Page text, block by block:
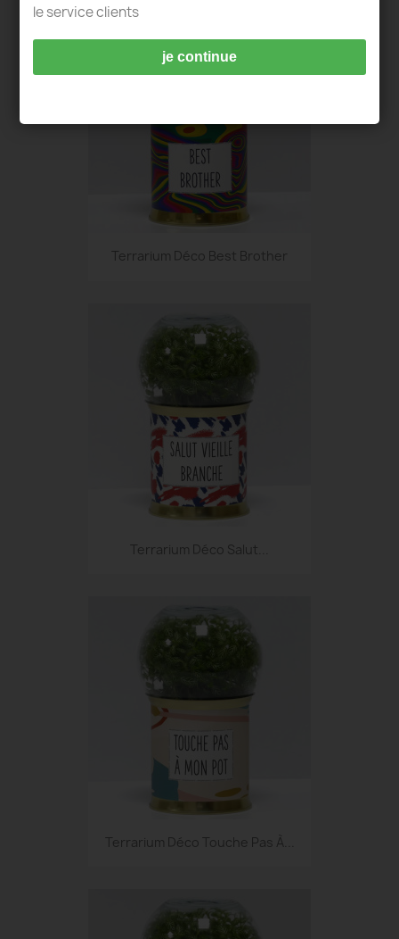
Terrarium Déco Best Brother
Terrarium Déco Salut...
Terrarium Déco Touche Pas À...
le service clients
je continue